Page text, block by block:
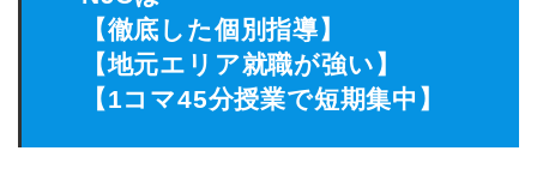
【徹底した個別指導】
【地元エリア就職が強い】
【1コマ45分授業で短期集中】